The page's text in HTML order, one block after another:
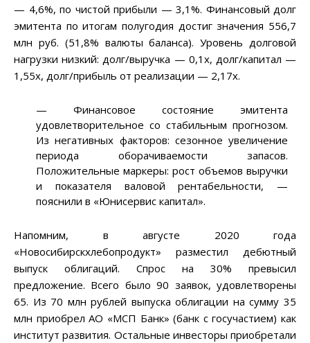
— 4,6%, по чистой прибыли — 3,1%. Финансовый долг
эмитента по итогам полугодия достиг значения 556,7
млн руб. (51,8% валюты баланса). Уровень долговой
нагрузки низкий: долг/выручка — 0,1х, долг/капитал —
1,55х, долг/прибыль от реализации — 2,17х.
— Финансовое состояние эмитента
удовлетворительное со стабильным прогнозом.
Из негативных факторов: сезонное увеличение
периода оборачиваемости запасов.
Положительные маркеры: рост объемов выручки
и показателя валовой рентабельности, —
пояснили в «Юнисервис капитал».
Напомним, в августе 2020 года
«Новосибирскхлебопродукт» разместил дебютный
выпуск облигаций. Спрос на 30% превысил
предложение. Всего было 90 заявок, удовлетворены
65. Из 70 млн рублей выпуска облигации на сумму 35
млн приобрел АО «МСП Банк» (банк с госучастием) как
институт развития. Остальные инвесторы приобретали